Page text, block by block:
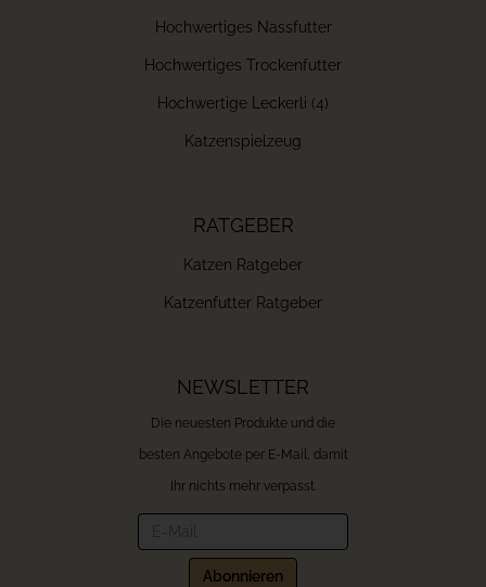
Hochwertiges Nassfutter
Hochwertiges Trockenfutter
Hochwertige Leckerli (4)
Katzenspielzeug
RATGEBER
Katzen Ratgeber
Katzenfutter Ratgeber
NEWSLETTER
Die neuesten Produkte und die
besten Angebote per E-Mail, damit
Ihr nichts mehr verpasst.
Abonnieren